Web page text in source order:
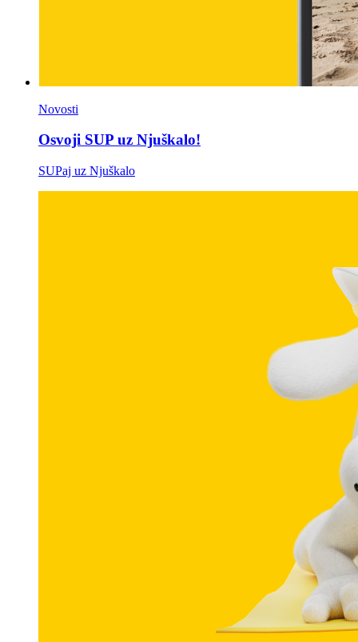
Novosti
Osvoji SUP uz Njuškalo!
SUPaj uz Njuškalo